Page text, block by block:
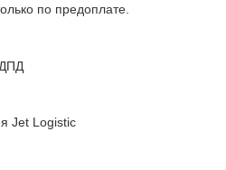
по предоплате.
Jet Logistic